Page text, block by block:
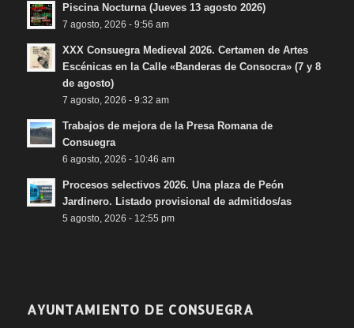
Piscina Nocturna (Jueves 13 agosto 2026)
7 agosto, 2026 - 9:56 am
XXX Consuegra Medieval 2026. Certamen de Artes
Escénicas en la Calle «Banderas de Consocra» (7 y 8
de agosto)
7 agosto, 2026 - 9:32 am
Trabajos de mejora de la Presa Romana de
Consuegra
6 agosto, 2026 - 10:46 am
Procesos selectivos 2026. Una plaza de Peón
Jardinero. Listado provisional de admitidos/as
5 agosto, 2026 - 12:55 pm
AYUNTAMIENTO DE CONSUEGRA